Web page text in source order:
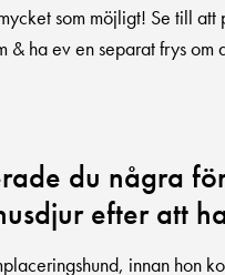
som möjligt! Se till att
& ha ev en separat frys om
du några
efter att
innan hon